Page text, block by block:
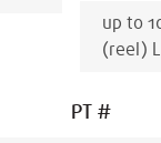
up to
(reel)
PT #